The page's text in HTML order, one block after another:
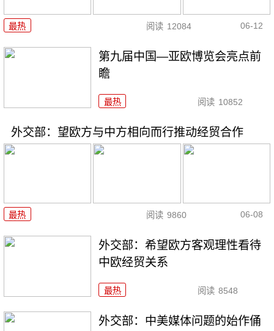
最热 阅读 12084 06-12
第九届中国—亚欧博览会亮点前
瞻
最热 阅读 10852
外交部：望欧方与中方相向而行推动经贸合作
最热 阅读 9860 06-08
外交部：希望欧方客观理性看待
中欧经贸关系
最热 阅读 8548
外交部：中美媒体问题的始作俑